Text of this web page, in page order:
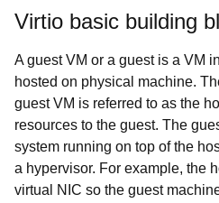
Virtio basic building
A guest VM or a guest is a VM
hosted on physical machine.
guest VM is referred to as the
resources to the guest. The
system running on top of the
a hypervisor. For example, the
virtual NIC so the guest